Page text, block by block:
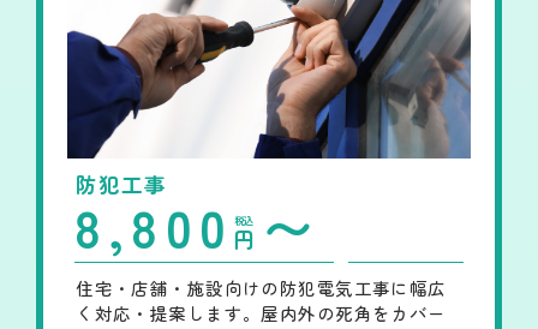
防犯工事
8,800 円 〜
税込
住宅・店舗・施設向けの防犯電気工事に幅広
く対応・提案します。屋内外の死角をカバー